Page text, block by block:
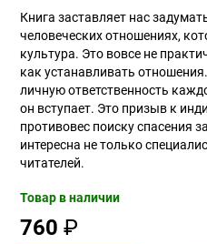
Книга заставляет нас
человеческих отношениях,
культура. Это вовсе не
как устанавливать
личную ответственность
он вступает. Это призыв к
противовес поиску спасения
интересна не только
читателей.
Товар в наличии
760 ₽